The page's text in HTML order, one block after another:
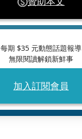
每期 $35 元動態話題報導
無限閱讀解鎖新鮮事
加入訂閱會員